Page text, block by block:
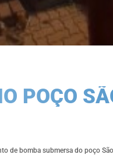
POÇO
de bomba submersa do poço